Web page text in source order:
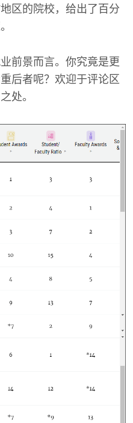
区的院校，给出了百分
前景而言。你究竟是更
后者呢？欢迎于评论区
处。